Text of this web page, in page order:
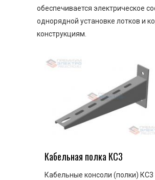
обеспечивается электрическое
однорядной установке лотков и
конструкциям.
Кабельная полка КС3
Кабельные консоли (полки) КС3